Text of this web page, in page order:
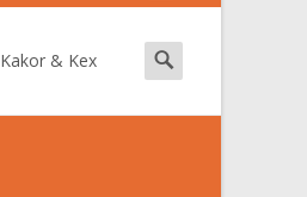
Kakor & Kex
Search
for: